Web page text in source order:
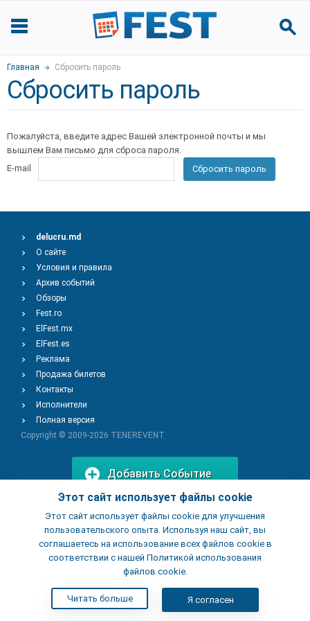
Главная Сбросить пароль
Сбросить пароль
Пожалуйста, введите адрес Вашей электронной почты и мы
вышлем Вам письмо для сброса пароля.
E-mail
Сбросить пароль
Этот сайт использует файлы cookie
Этот сайт использует файлы cookie для улучшения
пользовательского опыта. Используя наш сайт, вы
соглашаетесь на использование всех файлов cookie в
соответствии с нашей Политикой использования
файлов cookie.
Читать больше Я согласен
delucru.md
О сайте
Условия и правила
Архив событий
Обзоры
Fest.ro
ElFest.mx
ElFest.es
Реклама
Продажа билетов
Контакты
Исполнители
Полная версия
Copyright © 2009-2026 TENEREVENT
Добавить Событие
Добавить Заведение